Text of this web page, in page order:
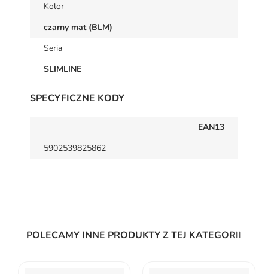
Kolor
czarny mat (BLM)
Seria
SLIMLINE
SPECYFICZNE KODY
EAN13
5902539825862
POLECAMY INNE PRODUKTY Z TEJ KATEGORII